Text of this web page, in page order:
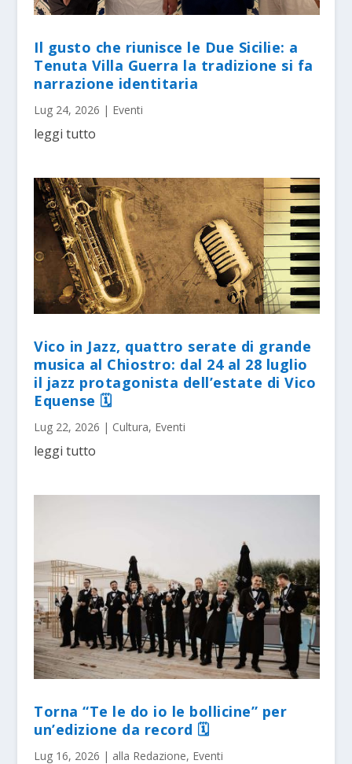
Il gusto che riunisce le Due Sicilie: a
Tenuta Villa Guerra la tradizione si fa
narrazione identitaria
Lug 24, 2026 | Eventi
leggi tutto
Vico in Jazz, quattro serate di grande
musica al Chiostro: dal 24 al 28 luglio
il jazz protagonista dell’estate di Vico
Equense 🗓
Lug 22, 2026 | Cultura, Eventi
leggi tutto
Torna “Te le do io le bollicine” per
un’edizione da record 🗓
Lug 16, 2026 | alla Redazione, Eventi